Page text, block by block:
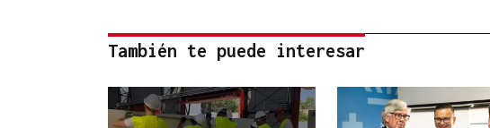
También te puede interesar